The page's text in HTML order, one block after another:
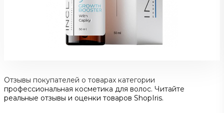
Отзывы покупателей о товарах категории
профессиональная косметика для волос. Читайте
реальные отзывы и оценки товаров ShopIris.